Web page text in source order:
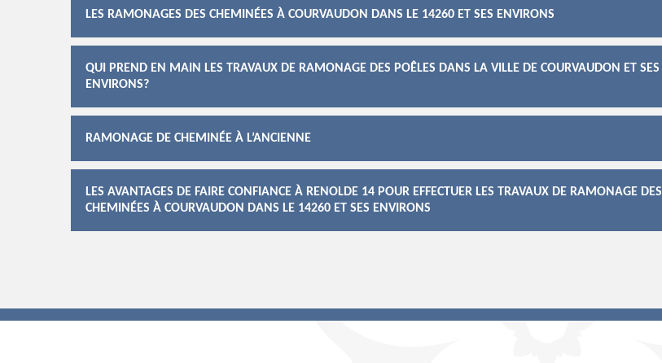
LES RAMONAGES DES CHEMINÉES À COURVAUDON DANS LE 14260 ET SES ENVIRONS
QUI PREND EN MAIN LES TRAVAUX DE RAMONAGE DES POÊLES DANS LA VILLE DE COURVAUDON ET SES
ENVIRONS?
RAMONAGE DE CHEMINÉE À L’ANCIENNE
LES AVANTAGES DE FAIRE CONFIANCE À RENOLDE 14 POUR EFFECTUER LES TRAVAUX DE RAMONAGE DES
CHEMINÉES À COURVAUDON DANS LE 14260 ET SES ENVIRONS